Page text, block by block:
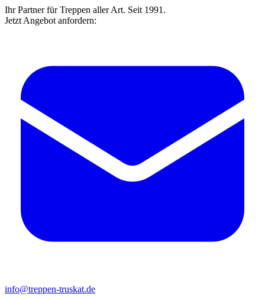
Ihr Partner für Treppen aller Art. Seit 1991.
Jetzt Angebot anfordern:
info@treppen-truskat.de